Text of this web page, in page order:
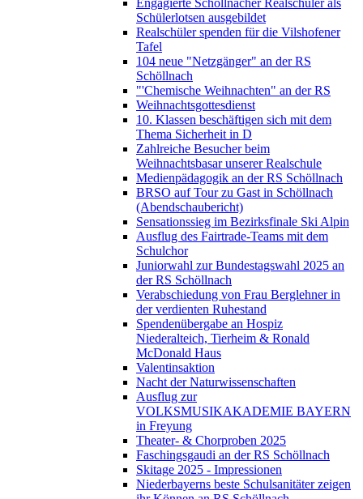
Engagierte Schöllnacher Realschüler als
Schülerlotsen ausgebildet
Realschüler spenden für die Vilshofener
Tafel
104 neue "Netzgänger" an der RS
Schöllnach
"'Chemische Weihnachten" an der RS
Weihnachtsgottesdienst
10. Klassen beschäftigen sich mit dem
Thema Sicherheit in D
Zahlreiche Besucher beim
Weihnachtsbasar unserer Realschule
Medienpädagogik an der RS Schöllnach
BRSO auf Tour zu Gast in Schöllnach
(Abendschaubericht)
Sensationssieg im Bezirksfinale Ski Alpin
Ausflug des Fairtrade-Teams mit dem
Schulchor
Juniorwahl zur Bundestagswahl 2025 an
der RS Schöllnach
Verabschiedung von Frau Berglehner in
der verdienten Ruhestand
Spendenübergabe an Hospiz
Niederalteich, Tierheim & Ronald
McDonald Haus
Valentinsaktion
Nacht der Naturwissenschaften
Ausflug zur
VOLKSMUSIKAKADEMIE BAYERN
in Freyung
Theater- & Chorproben 2025
Faschingsgaudi an der RS Schöllnach
Skitage 2025 - Impressionen
Niederbayerns beste Schulsanitäter zeigen